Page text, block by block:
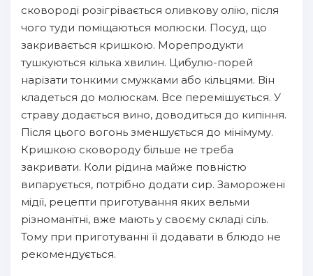
сковороді розігрівається оливкову олію, після
чого туди поміщаються молюски. Посуд, що
закривається кришкою. Морепродукти
тушкуються кілька хвилин. Цибулю-порей
нарізати тонкими смужками або кільцями. Він
кладеться до молюскам. Все перемішується. У
страву додається вино, доводиться до кипіння.
Після цього вогонь зменшується до мінімуму.
Кришкою сковороду більше не треба
закривати. Коли рідина майже повністю
випарується, потрібно додати сир. Заморожені
мідії, рецепти приготування яких вельми
різноманітні, вже мають у своєму складі сіль.
Тому при приготуванні її додавати в блюдо не
рекомендується.